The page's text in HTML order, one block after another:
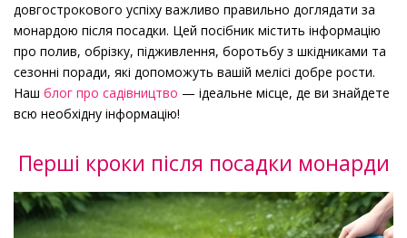
довгострокового успіху важливо правильно доглядати за
монардою після посадки. Цей посібник містить інформацію
про полив, обрізку, підживлення, боротьбу з шкідниками та
сезонні поради, які допоможуть вашій мелісі добре рости.
Наш блог про садівництво — ідеальне місце, де ви знайдете
всю необхідну інформацію!
Перші кроки після посадки монарди